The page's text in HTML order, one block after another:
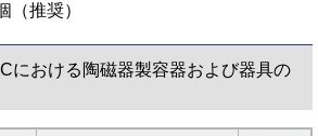
（推奨）
における陶磁器製容器および器具の